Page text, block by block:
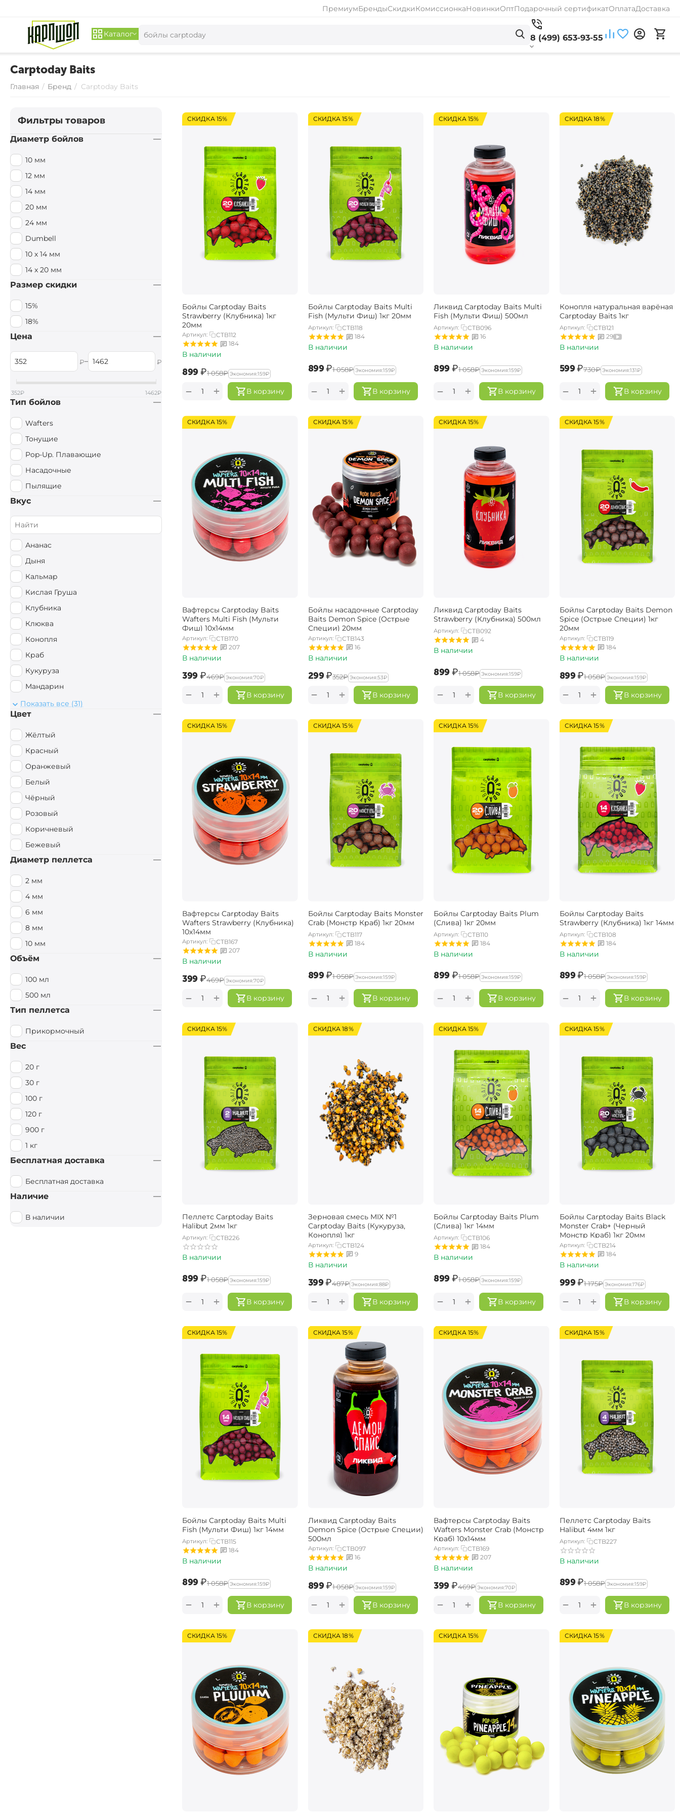
ПремиумБрендыСкидкиКомиссионкаНовинкиОптПодарочный сертификатОплатаДоставка
Каталог 8 (499) 653-93-55
Carptoday Baits
Главная / Бренд / Carptoday Baits
СКИДКА 15%
Бойлы Carptoday Baits
Strawberry (Клубника) 1кг
20мм
Артикул:
CTB112
184
В наличии
‍899‍₽‍1 058‍₽ Экономия:‍159‍₽
В корзину
+
−
СКИДКА 15%
Бойлы Carptoday Baits Multi
Fish (Мульти Фиш) 1кг 20мм
Артикул:
CTB118
184
В наличии
‍899‍₽‍1 058‍₽ Экономия:‍159‍₽
В корзину
+
−
СКИДКА 15%
Ликвид Carptoday Baits Multi
Fish (Мульти Фиш) 500мл
Артикул:
CTB096
16
В наличии
‍899‍₽‍1 058‍₽ Экономия:‍159‍₽
В корзину
+
−
СКИДКА 18%
Конопля натуральная варёная
Carptoday Baits 1кг
Артикул:
CTB121
29
В наличии
‍599‍₽‍730‍₽ Экономия:‍131‍₽
В корзину
+
−
СКИДКА 15%
Вафтерсы Carptoday Baits
Wafters Multi Fish (Мульти
Фиш) 10х14мм
Артикул:
CTB170
207
В наличии
‍399‍₽‍469‍₽ Экономия:‍70‍₽
В корзину
+
−
СКИДКА 15%
Бойлы насадочные Carptoday
Baits Demon Spice (Острые
Специи) 20мм
Артикул:
CTB143
16
В наличии
‍299‍₽‍352‍₽ Экономия:‍53‍₽
В корзину
+
−
СКИДКА 15%
Ликвид Carptoday Baits
Strawberry (Клубника) 500мл
Артикул:
CTB092
4
В наличии
‍899‍₽‍1 058‍₽ Экономия:‍159‍₽
В корзину
+
−
СКИДКА 15%
Бойлы Carptoday Baits Demon
Spice (Острые Специи) 1кг
20мм
Артикул:
CTB119
184
В наличии
‍899‍₽‍1 058‍₽ Экономия:‍159‍₽
В корзину
+
−
СКИДКА 15%
Вафтерсы Carptoday Baits
Wafters Strawberry (Клубника)
10х14мм
Артикул:
CTB167
207
В наличии
‍399‍₽‍469‍₽ Экономия:‍70‍₽
В корзину
+
−
СКИДКА 15%
Бойлы Carptoday Baits Monster
Crab (Монстр Краб) 1кг 20мм
Артикул:
CTB117
184
В наличии
‍899‍₽‍1 058‍₽ Экономия:‍159‍₽
В корзину
+
−
СКИДКА 15%
Бойлы Carptoday Baits Plum
(Слива) 1кг 20мм
Артикул:
CTB110
184
В наличии
‍899‍₽‍1 058‍₽ Экономия:‍159‍₽
В корзину
+
−
СКИДКА 15%
Бойлы Carptoday Baits
Strawberry (Клубника) 1кг 14мм
Артикул:
CTB108
184
В наличии
‍899‍₽‍1 058‍₽ Экономия:‍159‍₽
В корзину
+
−
СКИДКА 15%
Пеллетс Carptoday Baits
Halibut 2мм 1кг
Артикул: CTB226
В наличии
‍899‍₽‍1 058‍₽ Экономия:‍159‍₽
В корзину
+
−
СКИДКА 18%
Зерновая смесь MIX №1
Carptoday Baits (Кукуруза,
Конопля) 1кг
Артикул:
CTB124
9
В наличии
‍399‍₽‍487‍₽ Экономия:‍88‍₽
В корзину
+
−
СКИДКА 15%
Бойлы Carptoday Baits Plum
(Слива) 1кг 14мм
Артикул:
CTB106
184
В наличии
‍899‍₽‍1 058‍₽ Экономия:‍159‍₽
В корзину
+
−
СКИДКА 15%
Бойлы Carptoday Baits Black
Monster Crab+ (Черный
Монстр Краб) 1кг 20мм
Артикул:
CTB214
184
В наличии
‍999‍₽‍1 175‍₽ Экономия:‍176‍₽
В корзину
+
−
СКИДКА 15%
Бойлы Carptoday Baits Multi
Fish (Мульти Фиш) 1кг 14мм
Артикул:
CTB115
184
В наличии
‍899‍₽‍1 058‍₽ Экономия:‍159‍₽
В корзину
+
−
СКИДКА 15%
Ликвид Carptoday Baits
Demon Spice (Острые Специи)
500мл
Артикул:
CTB097
16
В наличии
‍899‍₽‍1 058‍₽ Экономия:‍159‍₽
В корзину
+
−
СКИДКА 15%
Вафтерсы Carptoday Baits
Wafters Monster Crab (Монстр
Краб) 10х14мм
Артикул:
CTB169
207
В наличии
‍399‍₽‍469‍₽ Экономия:‍70‍₽
В корзину
+
−
СКИДКА 15%
Пеллетс Carptoday Baits
Halibut 4мм 1кг
Артикул: CTB227
В наличии
‍899‍₽‍1 058‍₽ Экономия:‍159‍₽
В корзину
+
−
СКИДКА 15% СКИДКА 18% СКИДКА 15% СКИДКА 15%
Фильтры товаров
Диаметр бойлов
10 мм
12 мм
14 мм
20 мм
24 мм
Dumbell
10 х 14 мм
14 x 20 мм
Размер скидки
15%
18%
Цена
₽– ₽
352₽ 1462₽
Тип бойлов
Wafters
Тонущие
Pop-Up. Плавающие
Насадочные
Пылящие
Вкус
Ананас
Дыня
Кальмар
Кислая Груша
Клубника
Клюква
Конопля
Краб
Кукуруза
Мандарин
Монстр Краб
Мульти Фиш
Мульти Фрукт
Мясной
Орех
Острые Специи
Осьминог
Палтус
Перец чили
Пряный
Рыбный
Тутти Фрутти
Фруктовый / Кислый
Цитрус
Чеснок
Показать все (31)
Цвет
Жёлтый
Красный
Оранжевый
Белый
Чёрный
Розовый
Коричневый
Бежевый
Диаметр пеллетса
2 мм
4 мм
6 мм
8 мм
10 мм
Объём
100 мл
500 мл
Тип пеллетса
Прикормочный
Вес
20 г
30 г
100 г
120 г
900 г
1 кг
Бесплатная доставка
Бесплатная доставка
Наличие
В наличии